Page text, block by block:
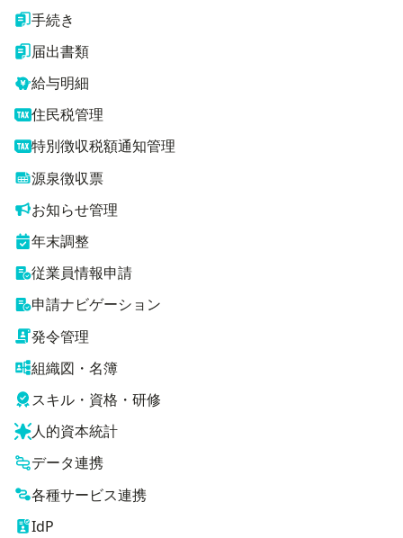
手続き
届出書類
給与明細
住民税管理
特別徴収税額通知管理
源泉徴収票
お知らせ管理
年末調整
従業員情報申請
申請ナビゲーション
発令管理
組織図・名簿
スキル・資格・研修
人的資本統計
データ連携
各種サービス連携
IdP